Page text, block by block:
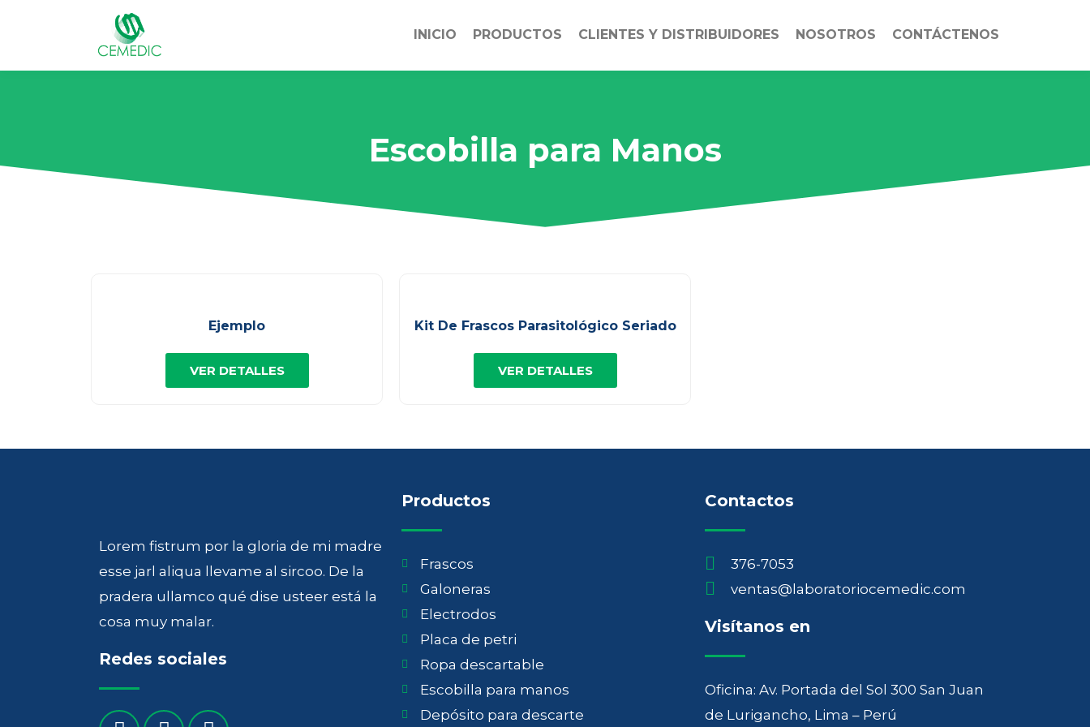
INICIO PRODUCTOS CLIENTES Y DISTRIBUIDORES NOSOTROS CONTÁCTENOS
Escobilla para Manos
Ejemplo
VER DETALLES
Kit De Frascos Parasitológico Seriado
VER DETALLES
Lorem fistrum por la gloria de mi madre
esse jarl aliqua llevame al sircoo. De la
pradera ullamco qué dise usteer está la
cosa muy malar.
Redes sociales
Productos
Frascos
Galoneras
Electrodos
Placa de petri
Ropa descartable
Escobilla para manos
Depósito para descarte
Contactos
376-7053
ventas@laboratoriocemedic.com
Visítanos en
Oficina: Av. Portada del Sol 300 San Juan
de Lurigancho, Lima – Perú